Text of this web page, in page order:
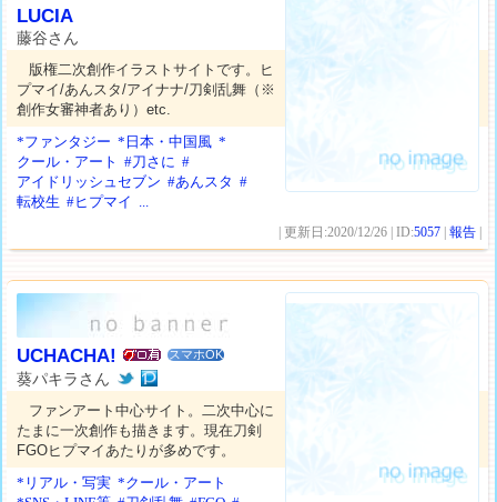
LUCIA
藤谷さん
版権二次創作イラストサイトです。ヒ
プマイ/あんスタ/アイナナ/刀剣乱舞（※
創作女審神者あり）etc.
*ファンタジー *日本・中国風 *
クール・アート
#刀さに #
アイドリッシュセブン #あんスタ #
転校生 #ヒプマイ ...
| 更新日:2020/12/26 | ID:5057 |報告
UCHACHA! スマホOK
葵パキラさん
ファンアート中心サイト。二次中心に
たまに一次創作も描きます。現在刀剣
FGOヒプマイあたりが多めです。
*リアル・写実 *クール・アート